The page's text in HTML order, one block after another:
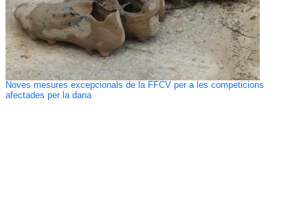
Noves mesures excepcionals de la FFCV per a les competicions
afectades per la dana